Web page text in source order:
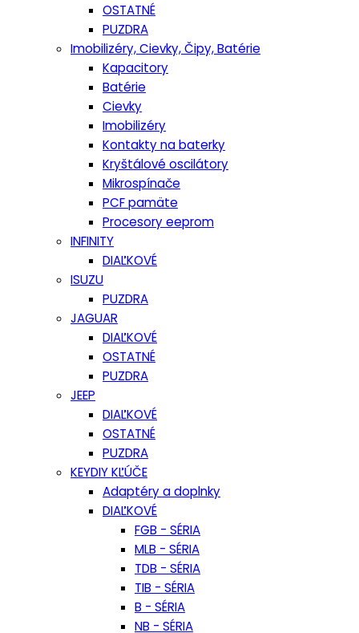
OSTATNÉ
PUZDRA
Imobilizéry, Cievky, Čipy, Batérie
Kapacitory
Batérie
Cievky
Imobilizéry
Kontakty na baterky
Kryštálové oscilátory
Mikrospínače
PCF pamäte
Procesory eeprom
INFINITY
DIAĽKOVÉ
ISUZU
PUZDRA
JAGUAR
DIAĽKOVÉ
OSTATNÉ
PUZDRA
JEEP
DIAĽKOVÉ
OSTATNÉ
PUZDRA
KEYDIY KĽÚČE
Adaptéry a doplnky
DIAĽKOVÉ
FGB - SÉRIA
MLB - SÉRIA
TDB - SÉRIA
TIB - SÉRIA
B - SÉRIA
NB - SÉRIA